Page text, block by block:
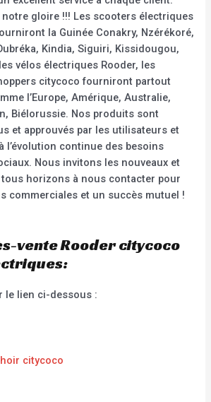
gloire !!! Les scooters électriques
la Guinée Conakry, Nzérékoré,
Kindia, Siguiri, Kissidougou,
vélos électriques Rooder, les
citycoco fourniront partout
l’Europe, Amérique, Australie,
Biélorussie. Nos produits sont
et approuvés par les utilisateurs et
l’évolution continue des besoins
Nous invitons les nouveaux et
horizons à nous contacter pour
commerciales et un succès mutuel !
vente Rooder citycoco
le lien ci-dessous :
citycoco